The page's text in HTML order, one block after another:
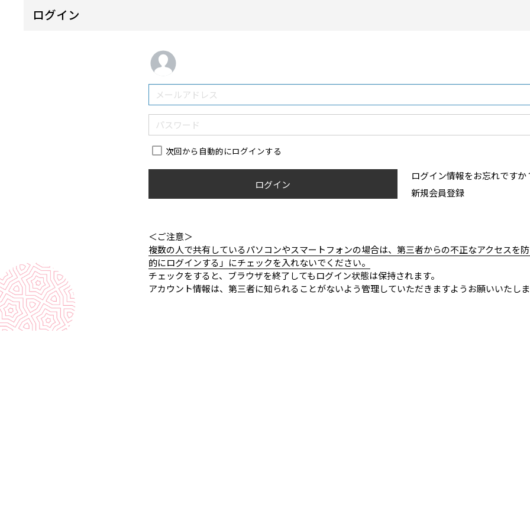
ログイン
次回から自動的にログインする
ログイン
ログイン情報をお忘れですか
新規会員登録
＜ご注意＞
複数の人で共有しているパソコンやスマートフォンの場合は、第三者からの不正なアクセスを
的にログインする」にチェックを入れないでください。
チェックをすると、ブラウザを終了してもログイン状態は保持されます。
アカウント情報は、第三者に知られることがないよう管理していただきますようお願いいたし